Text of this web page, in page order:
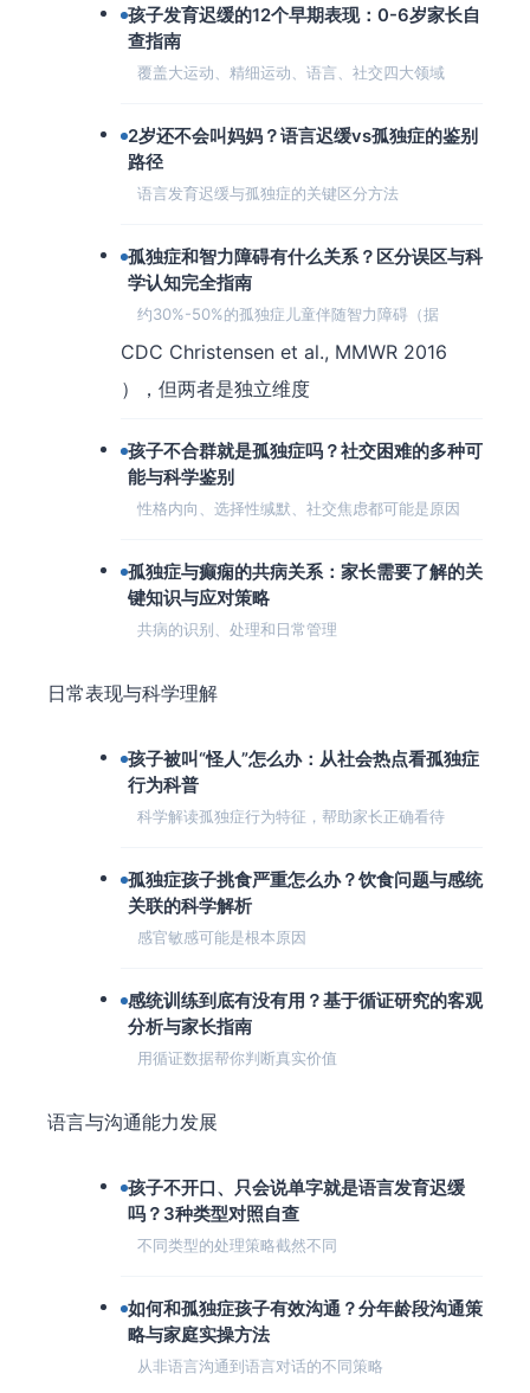
孩子发育迟缓的12个早期表现：0-6岁家长自
查指南
覆盖大运动、精细运动、语言、社交四大领域
2岁还不会叫妈妈？语言迟缓vs孤独症的鉴别
路径
语言发育迟缓与孤独症的关键区分方法
孤独症和智力障碍有什么关系？区分误区与科
学认知完全指南
约30%-50%的孤独症儿童伴随智力障碍（据
CDC Christensen et al., MMWR 2016
），但两者是独立维度
孩子不合群就是孤独症吗？社交困难的多种可
能与科学鉴别
性格内向、选择性缄默、社交焦虑都可能是原因
孤独症与癫痫的共病关系：家长需要了解的关
键知识与应对策略
共病的识别、处理和日常管理
日常表现与科学理解
孩子被叫“怪人”怎么办：从社会热点看孤独症
行为科普
科学解读孤独症行为特征，帮助家长正确看待
孤独症孩子挑食严重怎么办？饮食问题与感统
关联的科学解析
感官敏感可能是根本原因
感统训练到底有没有用？基于循证研究的客观
分析与家长指南
用循证数据帮你判断真实价值
语言与沟通能力发展
孩子不开口、只会说单字就是语言发育迟缓
吗？3种类型对照自查
不同类型的处理策略截然不同
如何和孤独症孩子有效沟通？分年龄段沟通策
略与家庭实操方法
从非语言沟通到语言对话的不同策略